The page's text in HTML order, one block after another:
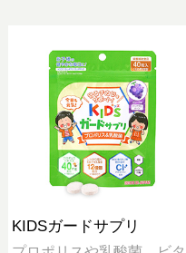
KIDSガードサプリ